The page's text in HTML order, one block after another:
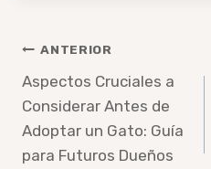
Navegación
de
entradas
ANTERIOR
Aspectos Cruciales a
Considerar Antes de
Adoptar un Gato: Guía
para Futuros Dueños